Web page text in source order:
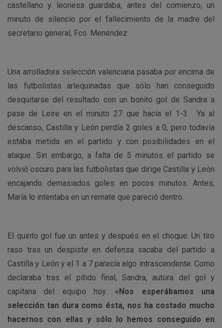
castellano y leonesa guardaba, antes del comienzo, un
minuto de silencio por el fallecimiento de la madre del
secretario general, Fco. Menéndez.
Una arrolladora selección valenciana pasaba por encima de
las futbolistas arlequinadas que sólo han conseguido
desquitarse del resultado con un bonito gol de Sandra a
pase de Leire en el minuto 27 que hacía el 1-3. Ya al
descanso, Castilla y León perdía 2 goles a 0, pero todavía
estaba metida en el partido y con posibilidades en el
ataque. Sin embargo, a falta de 5 minutos el partido se
volvió oscuro para las futbolistas que dirige Castilla y León
encajando demasiados goles en pocos minutos. Antes,
María lo intentaba en un remate que pareció dentro.
El quinto gol fue un antes y después en el choque. Un tiro
raso tras un despiste en defensa sacaba del partido a
Castilla y León y el 1 a 7 parecía algo intrascendente. Como
declaraba tras el pitido final, Sandra, autora del gol y
capitana del equipo hoy: «Nos esperábamos una
selección tan dura como ésta, nos ha costado mucho
hacernos con ellas y sólo lo hemos conseguido en